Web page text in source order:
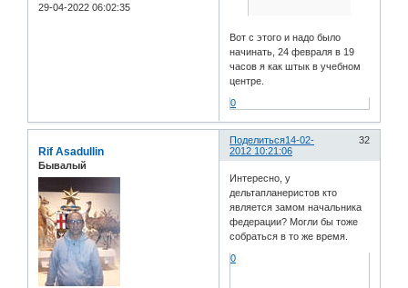
29-04-2022 06:02:35
Вот с этого и надо было
начинать, 24 февраля в 19
часов я как штык в учебном
центре.
0
Поделиться 32
14-02-
2012 10:21:06
Rif Asadullin
Бывалый
Интересно, у
дельтапланеристов кто
является замом начальника
федерации? Могли бы тоже
собраться в то же время.
0